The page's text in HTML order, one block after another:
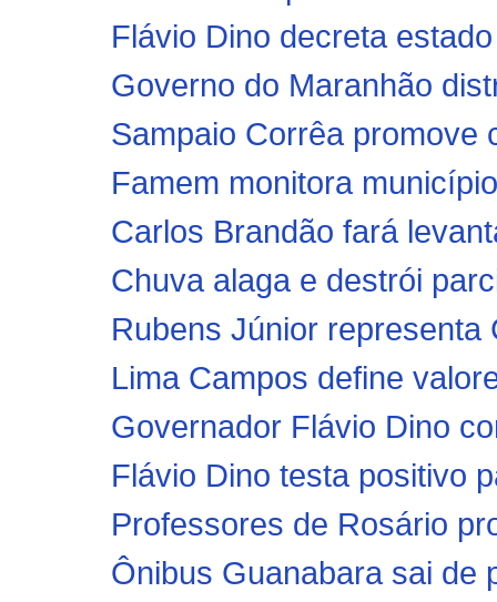
Flávio Dino decreta
Governo do Maranhão
Sampaio Corrêa promove
Famem monitora
Carlos Brandão fará
Chuva alaga e destrói
Rubens Júnior
Lima Campos define
Governador Flávio Dino
Flávio Dino testa positivo
Professores de Rosário
Ônibus Guanabara sai de